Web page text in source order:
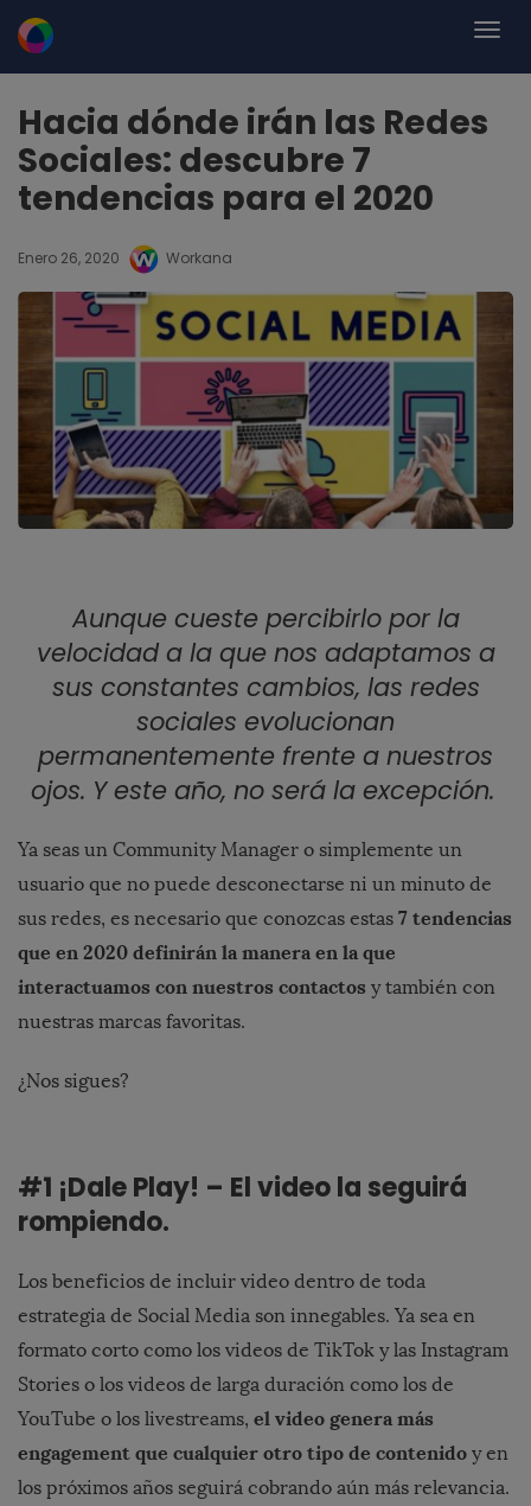
Hacia dónde irán las Redes
Sociales: descubre 7
tendencias para el 2020
Enero 26, 2020 Workana
Aunque cueste percibirlo por la
velocidad a la que nos adaptamos a
sus constantes cambios, las redes
sociales evolucionan
permanentemente frente a nuestros
ojos. Y este año, no será la excepción.
Ya seas un Community Manager o simplemente un
usuario que no puede desconectarse ni un minuto de
sus redes, es necesario que conozcas estas 7 tendencias
que en 2020 definirán la manera en la que
interactuamos con nuestros contactos y también con
nuestras marcas favoritas.
¿Nos sigues?
#1 ¡Dale Play! – El video la seguirá
rompiendo.
Los beneficios de incluir video dentro de toda
estrategia de Social Media son innegables. Ya sea en
formato corto como los videos de TikTok y las Instagram
Stories o los videos de larga duración como los de
YouTube o los livestreams, el video genera más
engagement que cualquier otro tipo de contenido y en
los próximos años seguirá cobrando aún más relevancia.